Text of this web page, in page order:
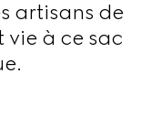
artisans de
vie à ce sac